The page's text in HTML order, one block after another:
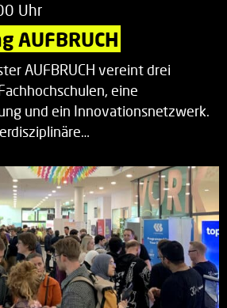
Uhr
AUFBRUCH
AUFBRUCH vereint drei
eine
und ein Innovationsnetzwerk.